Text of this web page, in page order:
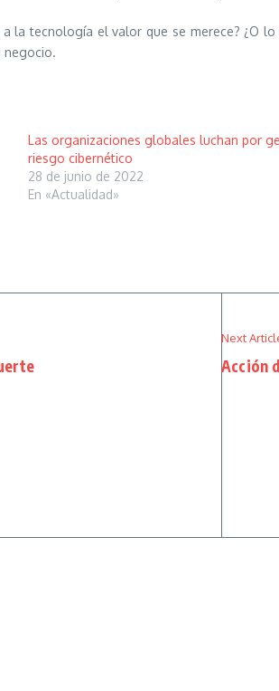
la tecnología el valor que se merece? ¿O
negocio.
Las organizaciones globales luchan por
riesgo cibernético
28 de junio de 2022
En «Actualidad»
Next
Acción